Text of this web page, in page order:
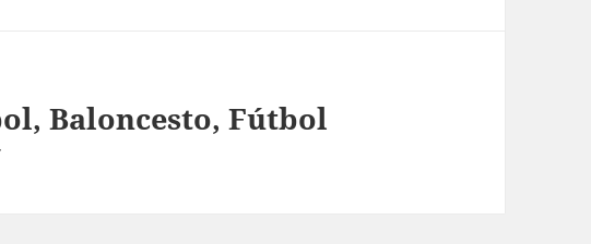
Baloncesto, Fútbol